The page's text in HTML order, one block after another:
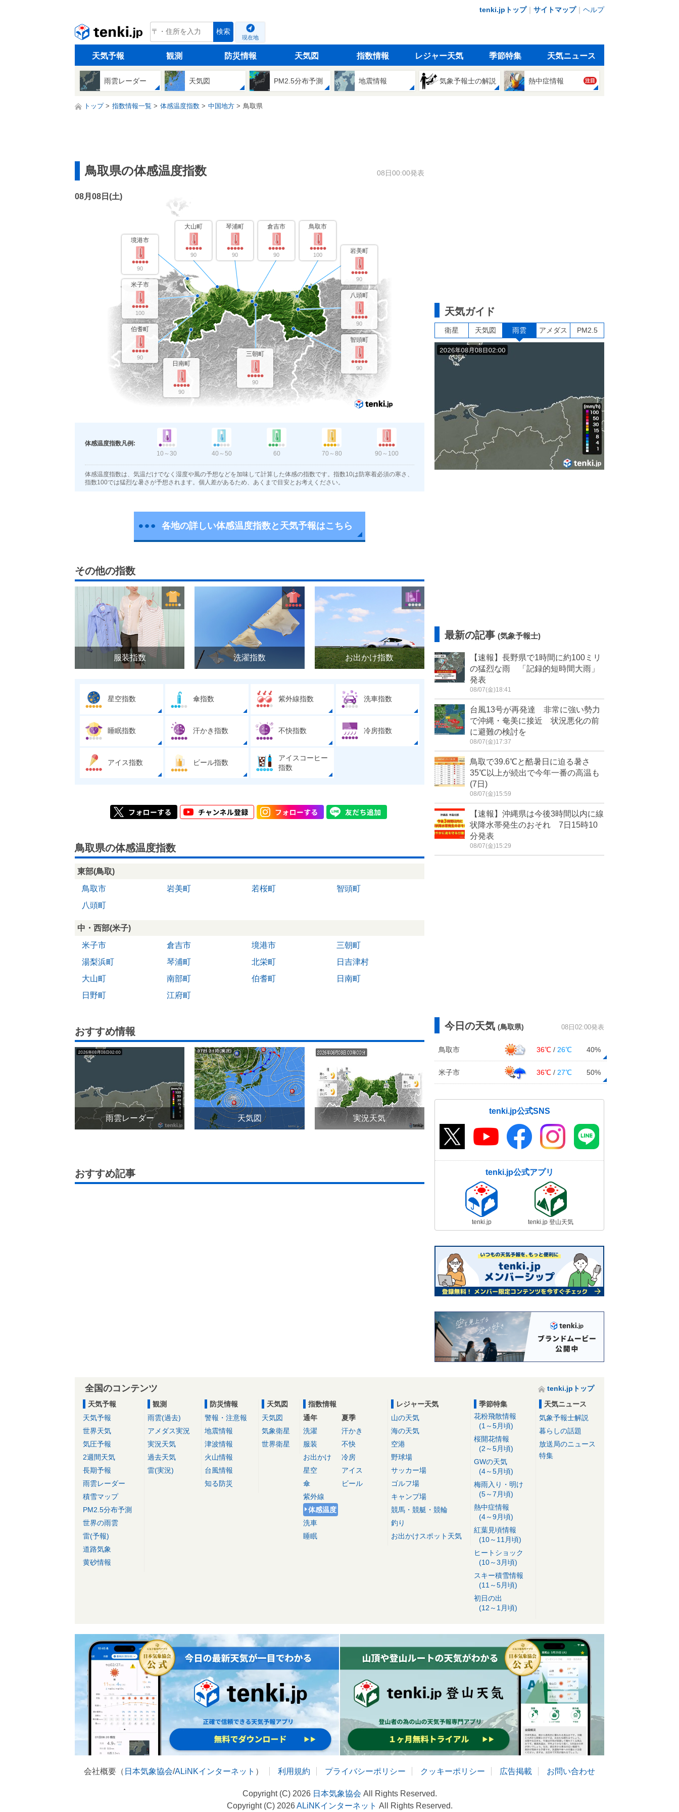
tenki.jpトップ｜ サイトマップ｜ ヘルプ
tenki.jp 検索
現在地
天気予報 観測 防災情報 天気図 指数情報 レジャー天気 季節特集 天気ニュース
雨雲レーダー 天気図 PM2.5分布予測 地震情報 気象予報士の解説 熱中症情報 注目
トップ 指数情報一覧 体感温度指数 中国地方 鳥取県
鳥取県の体感温度指数 08日00:00発表
08月08日(土)
鳥取市
100
米子市
100
倉吉市
90
智頭町
90
三朝町
90
大山町
90
伯耆町
90
日南町
90
境港市
90
岩美町
90
八頭町
90
琴浦町
90
体感温度指数凡例:
10～30
40～50 60 70～80 90～100
体感温度指数は、気温だけでなく湿度や風の予想などを加味して計算した体感の指数です。指数10は防寒着必須の寒さ、
指数100では猛烈な暑さが予想されます。個人差があるため、あくまで目安とお考えください。
各地の詳しい体感温度指数と天気予報はこちら
その他の指数
服装指数 洗濯指数 お出かけ指数
星空指数 傘指数 紫外線指数 洗車指数
睡眠指数 汗かき指数 不快指数 冷房指数
アイス指数 ビール指数
アイスコーヒー
指数
鳥取県の体感温度指数
東部(鳥取)
鳥取市
岩美町 若桜町
智頭町
八頭町
中・西部(米子)
米子市
倉吉市 境港市
三朝町
湯梨浜町
琴浦町 北栄町
日吉津村
大山町
南部町 伯耆町
日南町
日野町
江府町
おすすめ情報
雨雲レーダー 天気図 実況天気
おすすめ記事
天気ガイド
衛星 天気図 雨雲 アメダス PM2.5
最新の記事 (気象予報士)
【速報】長野県で1時間に約100ミリ
の猛烈な雨 「記録的短時間大雨」
発表
08/07(金)18:41
台風13号が再発達 非常に強い勢力
で沖縄・奄美に接近 状況悪化の前
に避難の検討を
08/07(金)17:37
鳥取で39.6℃と酷暑日に迫る暑さ
35℃以上が続出で今年一番の高温も
(7日)
08/07(金)15:59
【速報】沖縄県は今後3時間以内に線
状降水帯発生のおそれ 7日15時10
分発表
08/07(金)15:29
今日の天気 (鳥取県) 08日02:00発表
鳥取市 36℃ / 26℃ 40%
米子市 36℃ / 27℃ 50%
tenki.jp公式SNS
tenki.jp公式アプリ
tenki.jp tenki.jp 登山天気
全国のコンテンツ
tenki.jpトップ
天気予報
天気予報
世界天気
気圧予報
2週間天気
長期予報
雨雲レーダー
積雪マップ
PM2.5分布予測
世界の雨雲
雷(予報)
道路気象
黄砂情報
観測
雨雲(過去)
アメダス実況
実況天気
過去天気
雷(実況)
防災情報
警報・注意報
地震情報
津波情報
火山情報
台風情報
知る防災
天気図
天気図
気象衛星
世界衛星
指数情報
通年
洗濯
服装
お出かけ
星空
傘
紫外線
体感温度
洗車
睡眠
夏季
汗かき
不快
冷房
アイス
ビール
レジャー天気
山の天気
海の天気
空港
野球場
サッカー場
ゴルフ場
キャンプ場
競馬・競艇・競輪
釣り
お出かけスポット天気
季節特集
花粉飛散情報
(1～5月頃)
桜開花情報
(2～5月頃)
GWの天気
(4～5月頃)
梅雨入り・明け
(5～7月頃)
熱中症情報
(4～9月頃)
紅葉見頃情報
(10～11月頃)
ヒートショック
(10～3月頃)
スキー積雪情報
(11～5月頃)
初日の出
(12～1月頃)
天気ニュース
気象予報士解説
暮らしの話題
放送局のニュース
特集
会社概要（ 日本気象協会/ALiNKインターネット ） 利用規約 プライバシーポリシー クッキーポリシー 広告掲載 お問い合わせ
Copyright (C) 2026 日本気象協会 All Rights Reserved.
Copyright (C) 2026ALiNKインターネット All Rights Reserved.